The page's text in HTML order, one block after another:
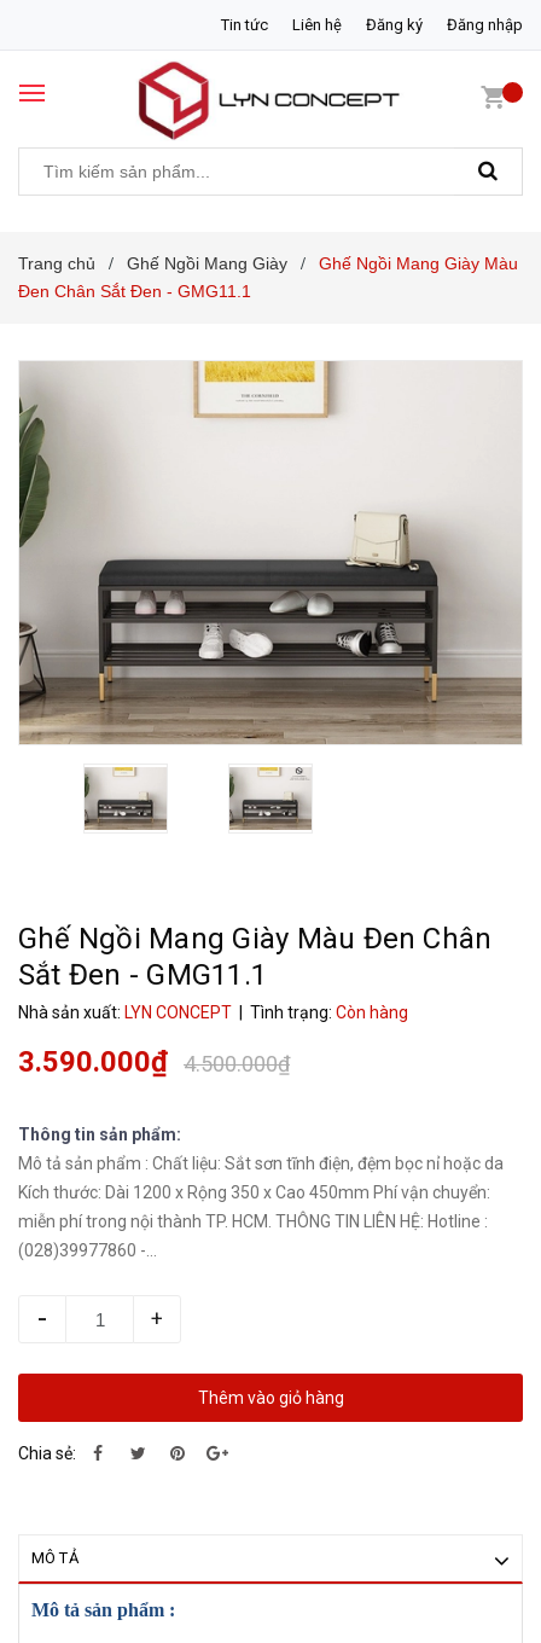
Tin tức Liên hệ Đăng ký Đăng nhập
Trang chủ / Ghế Ngồi Mang Giày /
Ghế Ngồi Mang Giày Màu
Đen Chân Sắt Đen - GMG11.1
Ghế Ngồi Mang Giày Màu Đen Chân
Sắt Đen - GMG11.1
Nhà sản xuất: LYN CONCEPT | Tình trạng: Còn hàng
3.590.000₫ 4.500.000₫
Thông tin sản phẩm:
Mô tả sản phẩm : Chất liệu: Sắt sơn tĩnh điện, đệm bọc nỉ hoặc da
Kích thước: Dài 1200 x Rộng 350 x Cao 450mm Phí vận chuyển:
miễn phí trong nội thành TP. HCM. THÔNG TIN LIÊN HỆ: Hotline :
(028)39977860 -...
- +
Thêm vào giỏ hàng
Chia sẻ:
MÔ TẢ
Mô tả sản phẩm :